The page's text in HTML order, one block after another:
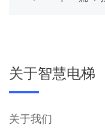
关于智慧电梯
关于我们